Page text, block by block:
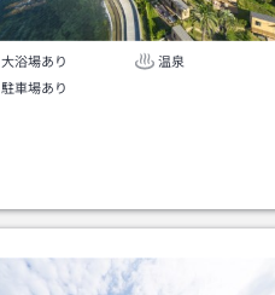
大浴場あり
温泉
駐車場あり